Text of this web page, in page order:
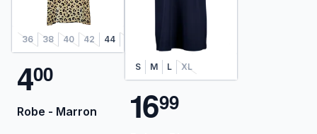
36 38 40 42 44 48
400
Robe - Marron
S M L XL
1699